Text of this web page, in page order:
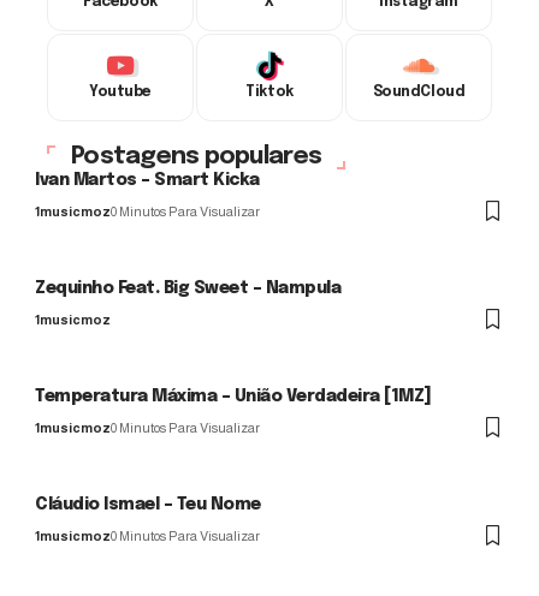
Youtube Tiktok SoundCloud
Postagens populares
Ivan Martos – Smart Kicka
1musicmoz0 Minutos Para Visualizar
Zequinho Feat. Big Sweet – Nampula
1musicmoz
Temperatura Máxima – União Verdadeira [1MZ]
1musicmoz0 Minutos Para Visualizar
Cláudio Ismael – Teu Nome
1musicmoz0 Minutos Para Visualizar